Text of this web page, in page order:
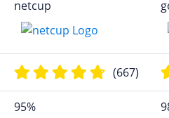
netcup
(667)
95%